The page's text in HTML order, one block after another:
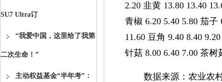
SU7 Ultra订
“我爱中国，这里给了我第
二次生命！”
主动权益基金“半年考”：
2.20 韭黄 13.80 13.40
青椒 6.20 5.40 5.80 茄子
11.60 豆角 9.40 8.40
针菇 8.00 6.40 7.00 茶树
数据来源：农业农